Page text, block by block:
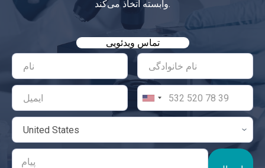
وابسته اتخاذ می‌کند.
تماس ویدئویی